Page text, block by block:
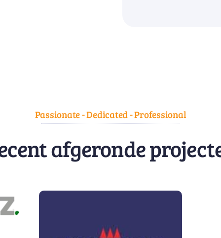
Passionate - Dedicated - Professional
afgeronde